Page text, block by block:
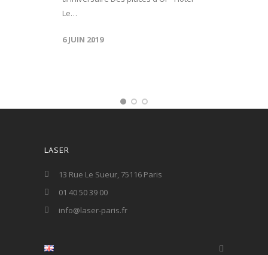
Le…
6 JUIN 2019
LASER
13 Rue Le Sueur, 75116 Paris
01 40 50 39 00
info@laser-paris.fr